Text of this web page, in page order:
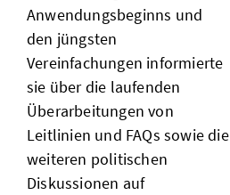
Anwendungsbeginns und
den jüngsten
Vereinfachungen informierte
sie über die laufenden
Überarbeitungen von
Leitlinien und FAQs sowie die
weiteren politischen
Diskussionen auf